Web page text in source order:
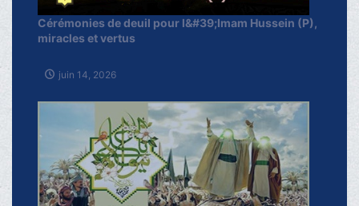
Cérémonies de deuil pour l&#39;Imam Hussein (P),
miracles et vertus
juin 14, 2026